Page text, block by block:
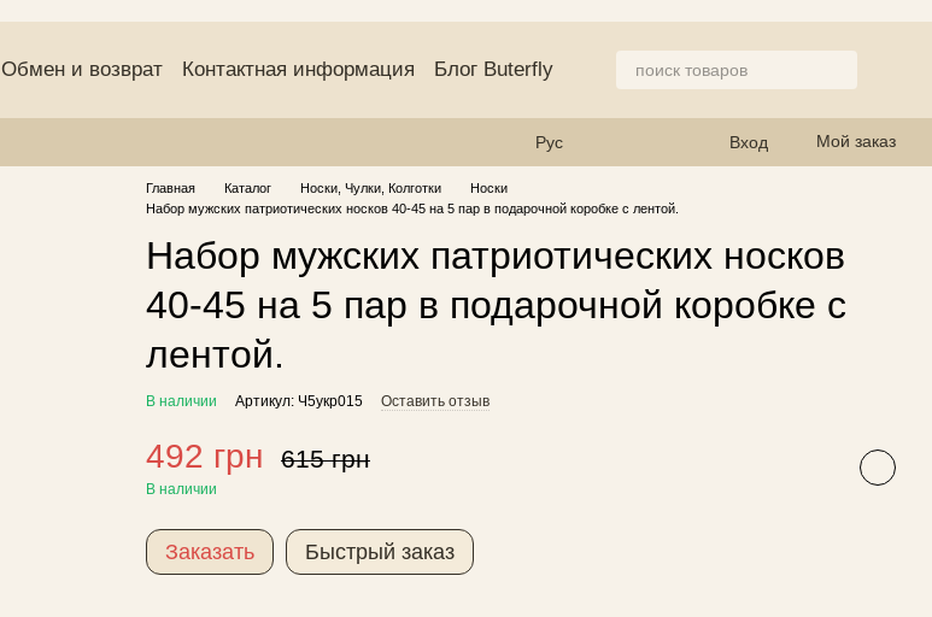
Обмен и возврат Контактная информация
Блог Buterfly
Рус Вход Мой заказ
Главная Каталог Носки, Чулки, Колготки
Носки
Набор мужских патриотических носков 40-45 на 5 пар в подарочной коробке с лентой.
Набор мужских патриотических носков
40-45 на 5 пар в подарочной коробке с
лентой.
В наличии Артикул: Ч5укр015 Оставить отзыв
492 грн 615 грн
В наличии
Заказать Быстрый заказ